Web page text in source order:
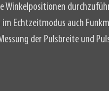
Winkelpositionen
Echtzeitmodus auch
der Pulsbreite und